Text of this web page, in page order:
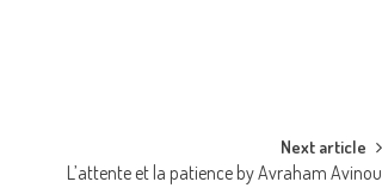
Next article
L’attente et la patience by Avraham Avinou